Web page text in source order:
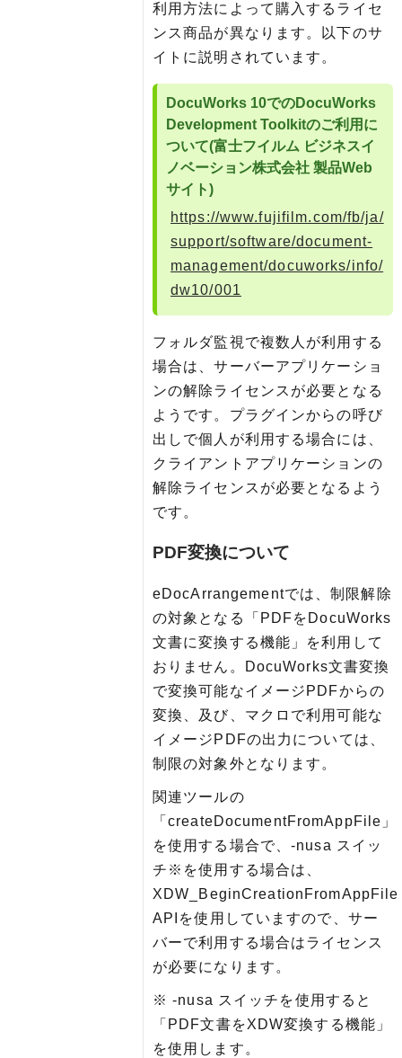
利用方法によって購入するライセ
ンス商品が異なります。以下のサ
イトに説明されています。
DocuWorks 10でのDocuWorks
Development Toolkitのご利用に
ついて(富士フイルム ビジネスイ
ノベーション株式会社 製品Web
サイト)
https://www.fujifilm.com/fb/ja/
support/software/document-
management/docuworks/info/
dw10/001
フォルダ監視で複数人が利用する
場合は、サーバーアプリケーショ
ンの解除ライセンスが必要となる
ようです。プラグインからの呼び
出しで個人が利用する場合には、
クライアントアプリケーションの
解除ライセンスが必要となるよう
です。
PDF変換について
eDocArrangementでは、制限解除
の対象となる「PDFをDocuWorks
文書に変換する機能」を利用して
おりません。DocuWorks文書変換
で変換可能なイメージPDFからの
変換、及び、マクロで利用可能な
イメージPDFの出力については、
制限の対象外となります。
関連ツールの
「createDocumentFromAppFile」
を使用する場合で、-nusa スイッ
チ※を使用する場合は、
XDW_BeginCreationFromAppFile
APIを使用していますので、サー
バーで利用する場合はライセンス
が必要になります。
※ -nusa スイッチを使用すると
「PDF文書をXDW変換する機能」
を使用します。